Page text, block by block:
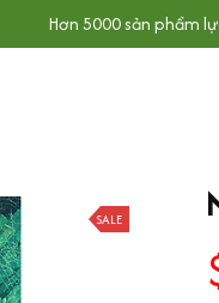
Hơn 5000 sản phẩm
SALE